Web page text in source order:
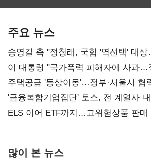
주요 뉴스
송영길 측 "정청래, 국힘 '역선택' 대
총선 지휘 못해"
이 대통령 "국가폭력 피해자에 사과…
진실 밝혀야"
주택공급 '동상이몽'…정부·서울시 협
'금융복합기업집단' 토스, 전 계열사
ELS 이어 ETF까지…고위험상품 판매
많이 본 뉴스